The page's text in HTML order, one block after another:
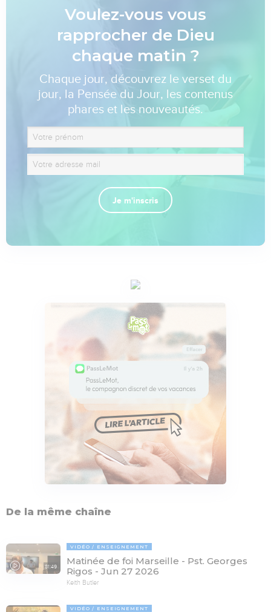
Voulez-vous vous
rapprocher de Dieu
chaque matin ?
Chaque jour, découvrez le verset du
jour, la Pensée du Jour, les contenus
phares et les nouveautés.
Je m'inscris
De la même chaîne
81:49
VIDÉO ENSEIGNEMENT
Matinée de foi Marseille - Pst. Georges
Rigos - Jun 27 2026
Keith Butler
VIDÉO ENSEIGNEMENT